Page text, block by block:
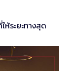
ห้ระยะทางสุด